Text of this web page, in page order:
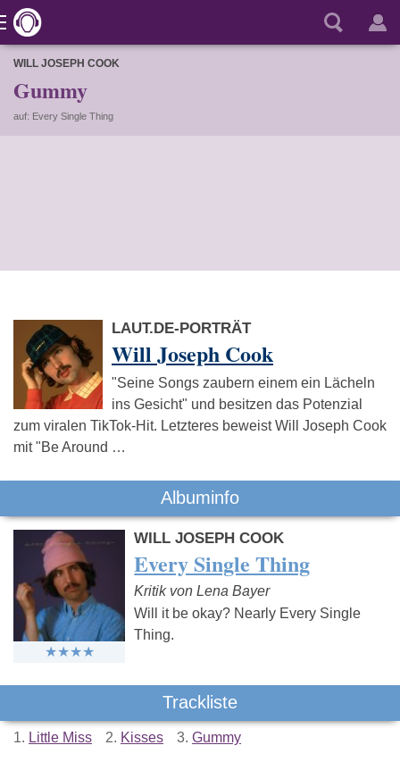
WILL JOSEPH COOK
Gummy
auf: Every Single Thing
LAUT.DE-PORTRÄT
Will Joseph Cook
"Seine Songs zaubern einem ein Lächeln
ins Gesicht" und besitzen das Potenzial
zum viralen TikTok-Hit. Letzteres beweist Will Joseph Cook
mit "Be Around …
Albuminfo
WILL JOSEPH COOK
Every Single Thing
Kritik von Lena Bayer
Will it be okay? Nearly Every Single
Thing.
Trackliste
1. Little Miss 2. Kisses 3. Gummy